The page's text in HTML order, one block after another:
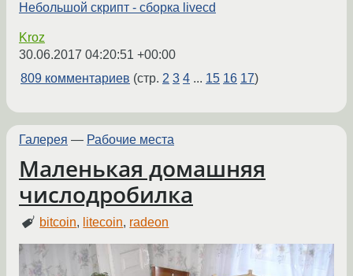
Небольшой скрипт - сборка livecd
Kroz
30.06.2017 04:20:51 +00:00
809 комментариев (стр. 2 3 4 ... 15 16 17)
Галерея — Рабочие места
Маленькая домашняя
числодробилка
bitcoin, litecoin, radeon